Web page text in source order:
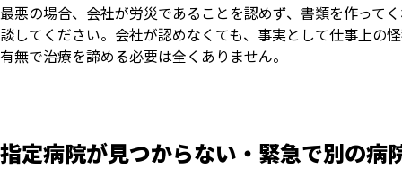
最悪の場合、会社が労災であることを認めず、書類を作って
談してください。会社が認めなくても、事実として仕事上の
有無で治療を諦める必要は全くありません。
指定病院が見つからない・緊急で別の病